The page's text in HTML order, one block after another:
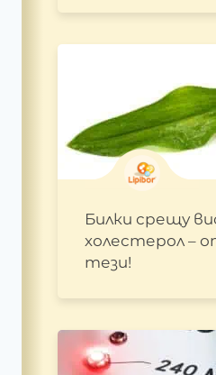
Билки срещу
холестерол –
тези!